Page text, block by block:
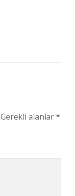
Gerekli alanlar*